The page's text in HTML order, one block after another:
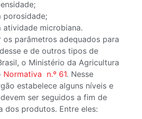
porosidade;
atividade microbiana.
os parâmetros adequados para
e de outros tipos de
o Ministério da Agricultura
Normativa n.º 61. Nesse
estabelece alguns níveis e
ser seguidos a fim de
dos produtos. Entre eles: